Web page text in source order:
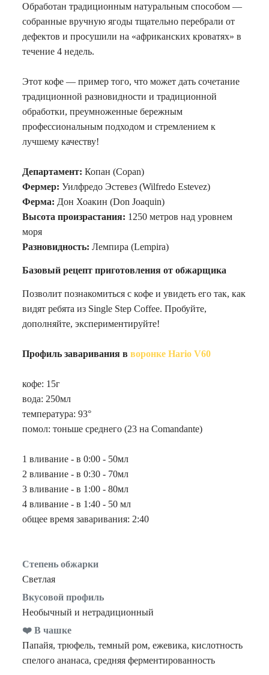
Обработан традиционным натуральным способом —
собранные вручную ягоды тщательно перебрали от
дефектов и просушили на «африканских кроватях» в
течение 4 недель.
Этот кофе — пример того, что может дать сочетание
традиционной разновидности и традиционной
обработки, преумноженные бережным
профессиональным подходом и стремлением к
лучшему качеству!
Департамент: Копан (Copan)
Фермер:Уилфредо Эстевез (Wilfredo Estevez)
Ферма: Дон Хоакин (Don Joaquin)
Высота произрастания: 1250 метров над уровнем
моря
Разновидность: Лемпира (Lempira)
Базовый рецепт приготовления от обжарщика
Позволит познакомиться с кофе и увидеть его так, как
видят ребята из Single Step Coffee. Пробуйте,
дополняйте, экспериментируйте!
Профиль заваривания вворонке Hario V60
кофе: 15г
вода: 250мл
температура: 93°
помол: тоньше среднего (23 на Comandante)
1 вливание - в 0:00 - 50мл
2 вливание - в 0:30 - 70мл
3 вливание - в 1:00 - 80мл
4 вливание - в 1:40 - 50 мл
общее время заваривания: 2:40
Степень обжарки
Светлая
Вкусовой профиль
Необычный и нетрадиционный
❤️ В чашке
Папайя, трюфель, темный ром, ежевика, кислотность
спелого ананаса, средняя ферментированность